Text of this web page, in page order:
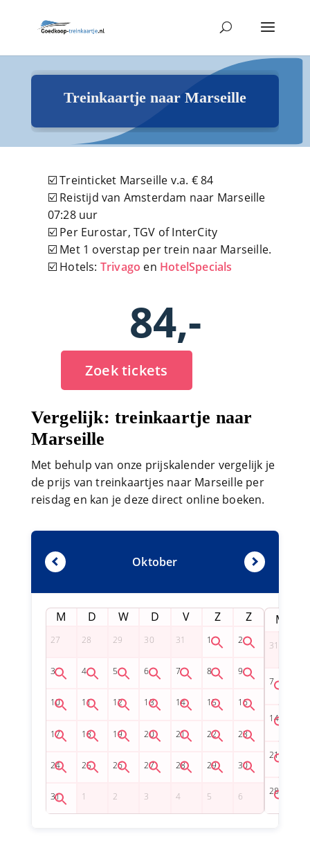
Treinkaartje naar Marseille
☑️ Treinticket Marseille v.a. € 84
☑️ Reistijd van Amsterdam naar Marseille
07:28 uur
☑️ Per Eurostar, TGV of InterCity
☑️ Met 1 overstap per trein naar Marseille.
☑️ Hotels: Trivago en HotelSpecials
84,-
Zoek tickets
Vergelijk: treinkaartje naar
Marseille
Met behulp van onze prijskalender vergelijk je
de prijs van treinkaartjes naar Marseille per
reisdag en kan je deze direct online boeken.
Oktober
M D W D V Z Z M